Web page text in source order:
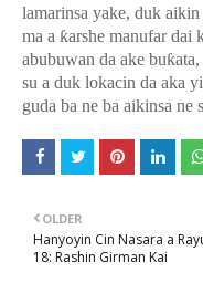
lamarinsa yake, duk aikin
ma a ƙarshe manufar dai
abubuwan da ake buƙ
su a duk lokacin da aka
guda ba ne ba aikinsa ne
OLDER
Hanyoyin Cin Nasara a
18: Rashin Girman Kai